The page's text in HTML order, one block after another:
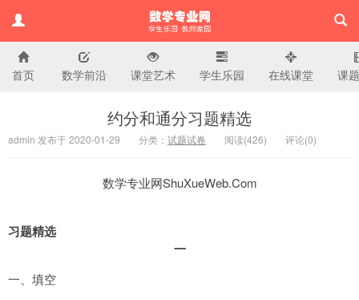
小学数学专业网
首页 数学前沿 课堂艺术 学生乐园 在线课堂 课
约分和通分习题精选
admin 发布于 2020-01-29 分类： 试题试卷 阅读(426) 评论(0)
数学专业网ShuXueWeb.Com
习题精选
一
一、填空